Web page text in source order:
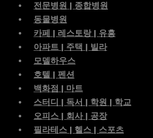
전문병원 | 종합병원
동물병원
카페 | 레스토랑 | 유흥
아파트 | 주택 | 빌라
모델하우스
호텔 | 펜션
백화점 | 마트
스터디 | 독서 | 학원 | 학교
오피스 | 회사 | 공장
필라테스 | 헬스 | 스포츠